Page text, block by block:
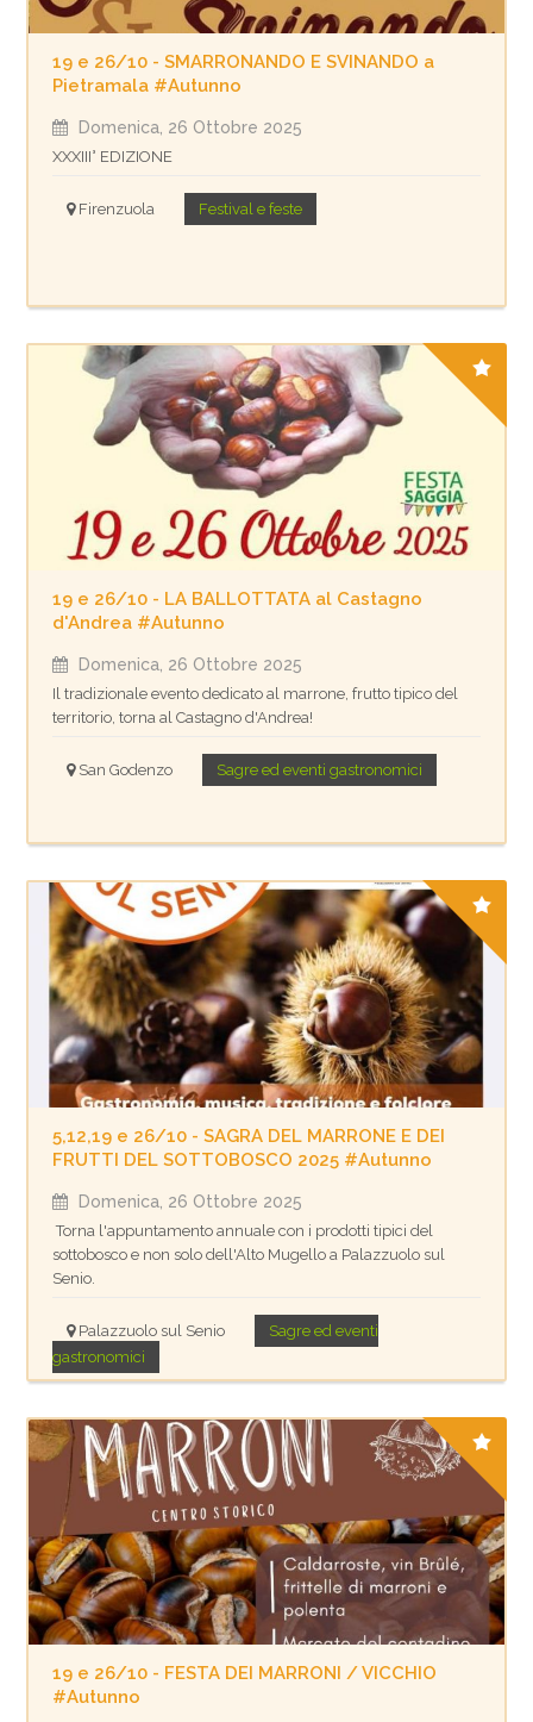
19 e 26/10 - SMARRONANDO E SVINANDO a
Pietramala #Autunno
Domenica, 26 Ottobre 2025
XXXIII° EDIZIONE
Firenzuola Festival e feste
19 e 26/10 - LA BALLOTTATA al Castagno
d'Andrea #Autunno
Domenica, 26 Ottobre 2025
Il tradizionale evento dedicato al marrone, frutto tipico del
territorio, torna al Castagno d'Andrea!
San Godenzo Sagre ed eventi gastronomici
5,12,19 e 26/10 - SAGRA DEL MARRONE E DEI
FRUTTI DEL SOTTOBOSCO 2025 #Autunno
Domenica, 26 Ottobre 2025
Torna l'appuntamento annuale con i prodotti tipici del
sottobosco e non solo dell'Alto Mugello a Palazzuolo sul
Senio.
Palazzuolo sul Senio
Sagre ed eventi
gastronomici
19 e 26/10 - FESTA DEI MARRONI / VICCHIO
#Autunno